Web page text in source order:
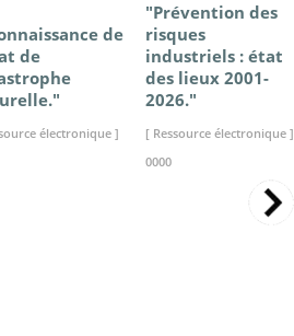
de
de
électronique ]
"Prévention des
risques
industriels : état
des lieux 2001-
2026."
[ Ressource électronique ]
0000